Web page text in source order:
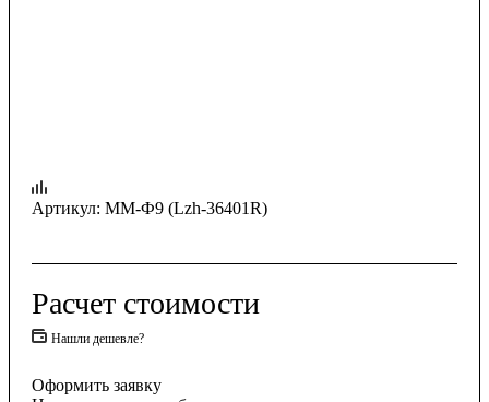
Артикул: ММ-Ф9 (Lzh-36401R)
Расчет стоимости
Нашли дешевле?
Оформить заявку